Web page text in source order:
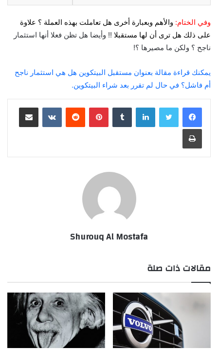
وفي الختام: والأهم وبعبارة أخرى هل تعاملت بهذه العملة ؟ علاوة
على ذلك هل ترى أن لها مستقبلا !! وأيضا هل تظن فعلا أنها استثمار
ناجح ؟ ولكن ما مصيرها ؟!
يمكنك قراءة مقالة بعنوان مستقبل البيتكوين هل هي استثمار ناجح
أم فاشل؟ في حال لم تقرر بعد شراء البيتكوين.
لينكدإن بينتيريست
Shurouq Al Mostafa
مقالات ذات صلة